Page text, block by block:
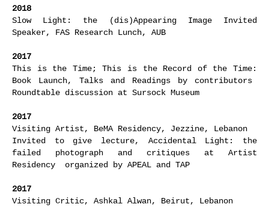
2018
Slow Light: the (dis)Appearing Image Invited
Speaker, FAS Research Lunch, AUB
2017
This is the Time; This is the Record of the Time:
Book Launch, Talks and Readings by contributors
Roundtable discussion at Sursock Museum
2017
Visiting Artist, BeMA Residency, Jezzine, Lebanon
Invited to give lecture, Accidental Light: the
failed photograph and critiques at Artist
Residency organized by APEAL and TAP
2017
Visiting Critic, Ashkal Alwan, Beirut, Lebanon